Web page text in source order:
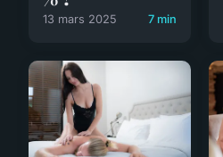
13 mars 2025 7 min